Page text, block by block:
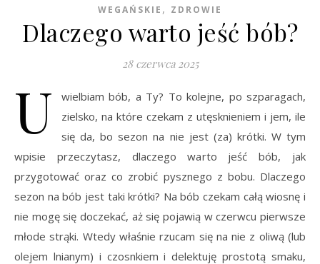
WEGAŃSKIE , ZDROWIE
Dlaczego warto jeść bób?
28 czerwca 2025
U
wielbiam bób, a Ty? To kolejne, po szparagach,
zielsko, na które czekam z utęsknieniem i jem, ile
się da, bo sezon na nie jest (za) krótki. W tym
wpisie przeczytasz, dlaczego warto jeść bób, jak
przygotować oraz co zrobić pysznego z bobu. Dlaczego
sezon na bób jest taki krótki? Na bób czekam całą wiosnę i
nie mogę się doczekać, aż się pojawią w czerwcu pierwsze
młode strąki. Wtedy właśnie rzucam się na nie z oliwą (lub
olejem lnianym) i czosnkiem i delektuję prostotą smaku,